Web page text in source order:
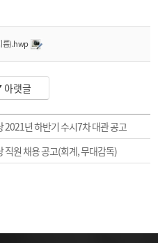
름).hwp
랫글
2021년 하반기 수시7차 대관 공고
직원 채용 공고(회계, 무대감독)